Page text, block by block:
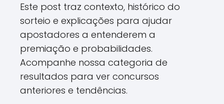
Este post traz contexto, histórico do
sorteio e explicações para ajudar
apostadores a entenderem a
premiação e probabilidades.
Acompanhe nossa categoria de
resultados para ver concursos
anteriores e tendências.